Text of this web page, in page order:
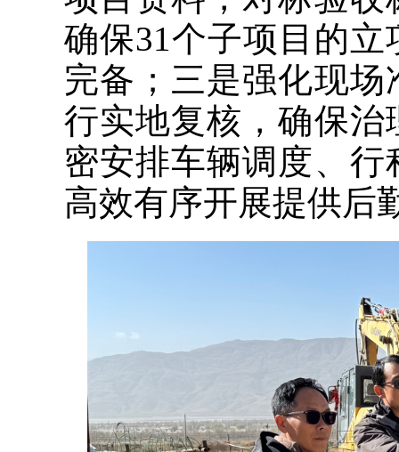
确保31个子项目的
完备；三是强化现
行实地复核，确保
密安排车辆调度、
高效有序开展提供后